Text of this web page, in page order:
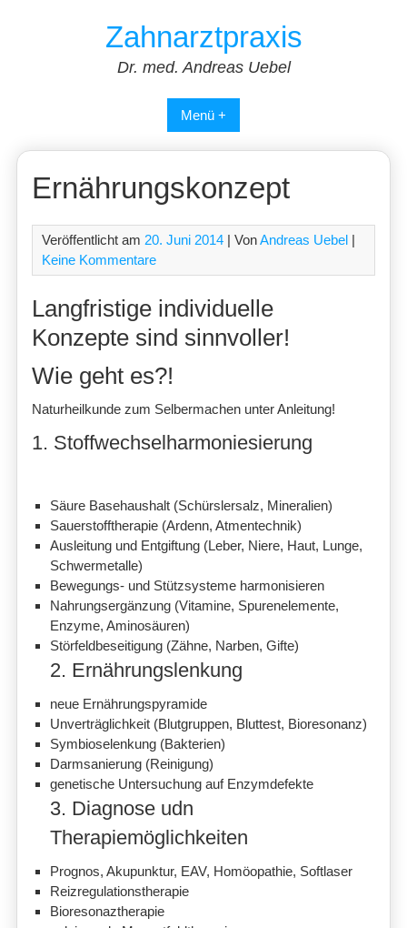
Zahnarztpraxis
Dr. med. Andreas Uebel
Menü +
Ernährungskonzept
Veröffentlicht am 20. Juni 2014 | VonAndreas Uebel |
Keine Kommentare
Langfristige individuelle
Konzepte sind sinnvoller!
Wie geht es?!
Naturheilkunde zum Selbermachen unter Anleitung!
1. Stoffwechselharmoniesierung
Säure Basehaushalt (Schürslersalz, Mineralien)
Sauerstofftherapie (Ardenn, Atmentechnik)
Ausleitung und Entgiftung (Leber, Niere, Haut, Lunge,
Schwermetalle)
Bewegungs- und Stützsysteme harmonisieren
Nahrungsergänzung (Vitamine, Spurenelemente,
Enzyme, Aminosäuren)
Störfeldbeseitigung (Zähne, Narben, Gifte)
2. Ernährungslenkung
neue Ernährungspyramide
Unverträglichkeit (Blutgruppen, Bluttest, Bioresonanz)
Symbioselenkung (Bakterien)
Darmsanierung (Reinigung)
genetische Untersuchung auf Enzymdefekte
3. Diagnose udn
Therapiemöglichkeiten
Prognos, Akupunktur, EAV, Homöopathie, Softlaser
Reizregulationstherapie
Bioresonaztherapie